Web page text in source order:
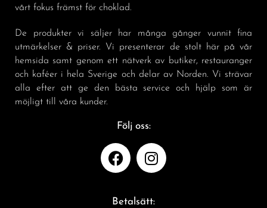
vårt fokus främst för choklad.
De produkter vi säljer har många gånger vunnit fina
utmärkelser & priser. Vi presenterar de stolt här på vår
hemsida samt genom ett nätverk av butiker, restauranger
och kaféer i hela Sverige och delar av Norden. Vi strävar
alla efter att ge den bästa service och hjälp som är
möjligt till våra kunder.
Följ oss:
Betalsätt: